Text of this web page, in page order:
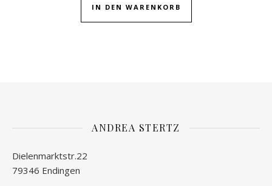
IN DEN WARENKORB
ANDREA STERTZ
Dielenmarktstr.22
79346 Endingen